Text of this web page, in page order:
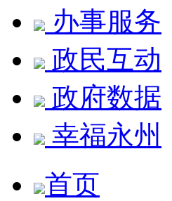
办事服务
政民互动
政府数据
幸福永州
首页